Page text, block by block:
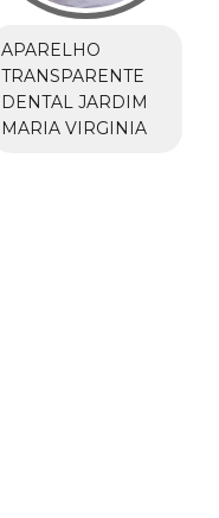
APARELHO
TRANSPARENTE
DENTAL JARDIM
MARIA VIRGINIA